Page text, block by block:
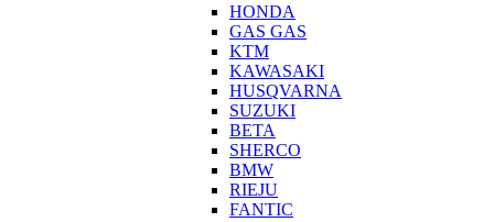
HONDA
GAS GAS
KTM
KAWASAKI
HUSQVARNA
SUZUKI
BETA
SHERCO
BMW
RIEJU
FANTIC